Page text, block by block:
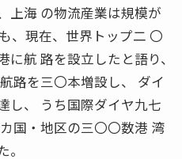
上海 の物流産業は規模が
、現在、世界トップ二 〇
航 路を設立したと語り、
路を三〇本増設し、 ダイ
し、 うち国際ダイヤ九七
国・地区の三〇〇数港 湾